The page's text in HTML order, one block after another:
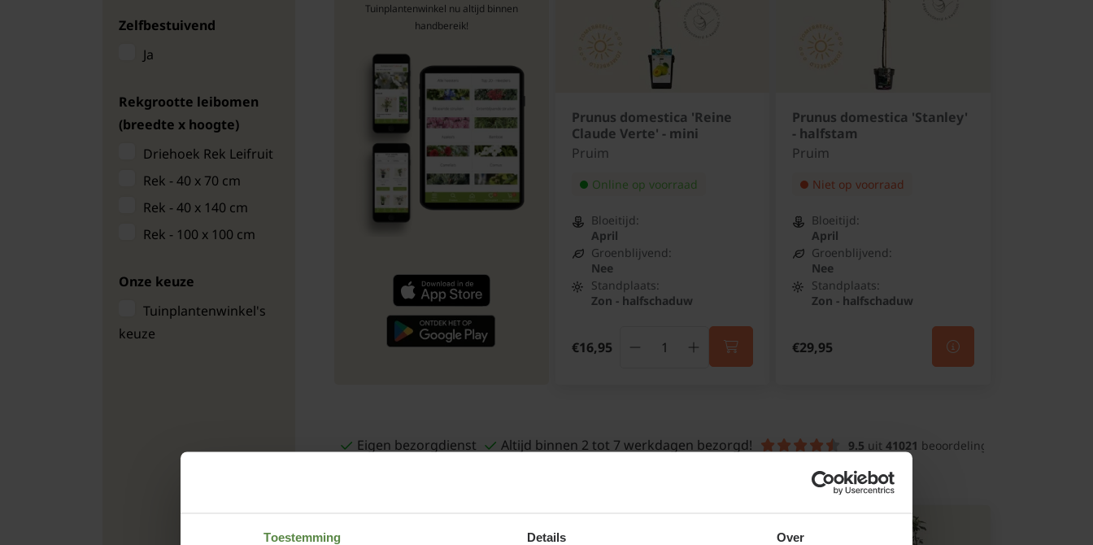
Toestemming Details Over
Zelfbestuivend
Ja
Rekgrootte leibomen
(breedte x hoogte)
Driehoek Rek Leifruit
Rek - 40 x 70 cm
Rek - 40 x 140 cm
Rek - 100 x 100 cm
Onze keuze
Tuinplantenwinkel's
keuze
Tuinplantenwinkel nu altijd binnen
handbereik!
Prunus domestica 'Reine
Claude Verte' - mini
Pruim
Online op voorraad
Bloeitijd:
April
Groenblijvend:
Nee
Standplaats:
Zon - halfschaduw
€16,95
Prunus domestica 'Stanley'
- halfstam
Pruim
Niet op voorraad
Bloeitijd:
April
Groenblijvend:
Nee
Standplaats:
Zon - halfschaduw
€29,95
Eigen bezorgdienst Altijd binnen 2 tot 7 werkdagen bezorgd! 9.5 uit 41021 beoordelingen